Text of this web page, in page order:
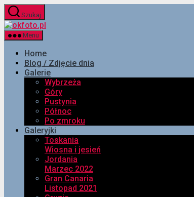
Przejdź
do
treści
Szukaj
Menu
Home
Blog / Zdjęcie dnia
Galerie
Wybrzeża
Góry
Pustynia
Północ
Po zmroku
Galeryjki
Toskania
Wiosna i jesień
Jordania
Marzec 2022
Gran Canaria
Listopad 2021